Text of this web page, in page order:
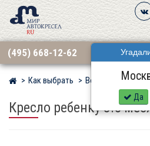
Да
(495) 668-12-62
Мир детских автокресел
Как выбрать Вопросы
Кресло ребенку 3.5